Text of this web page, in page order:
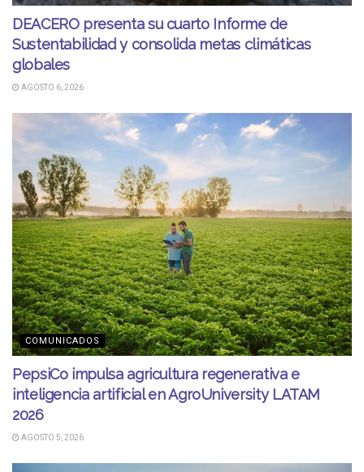
DEACERO presenta su cuarto Informe de
Sustentabilidad y consolida metas climáticas
globales
AGOSTO 6, 2026
COMUNICADOS
PepsiCo impulsa agricultura regenerativa e
inteligencia artificial en AgroUniversity LATAM
2026
AGOSTO 5, 2026